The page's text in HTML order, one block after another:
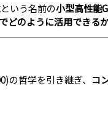
という名前の小型高性能
どのように活用できる
の哲学を引き継ぎ、 コ